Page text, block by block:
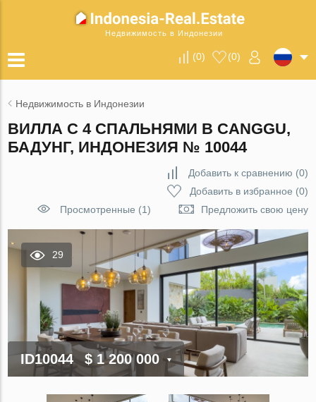
Недвижимость в Индонезии
(0) (0)
Недвижимость в Индонезии
ВИЛЛА С 4 СПАЛЬНЯМИ В CANGGU,
БАДУНГ, ИНДОНЕЗИЯ № 10044
Добавить к сравнению (0)
Добавить в избранное (0)
Просмотренные (1)
Предложить свою цену
29
ID10044 $ 1 200 000